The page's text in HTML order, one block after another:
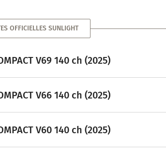
OFFICIELLES SUNLIGHT
V69 140 ch (2025)
V66 140 ch (2025)
V60 140 ch (2025)